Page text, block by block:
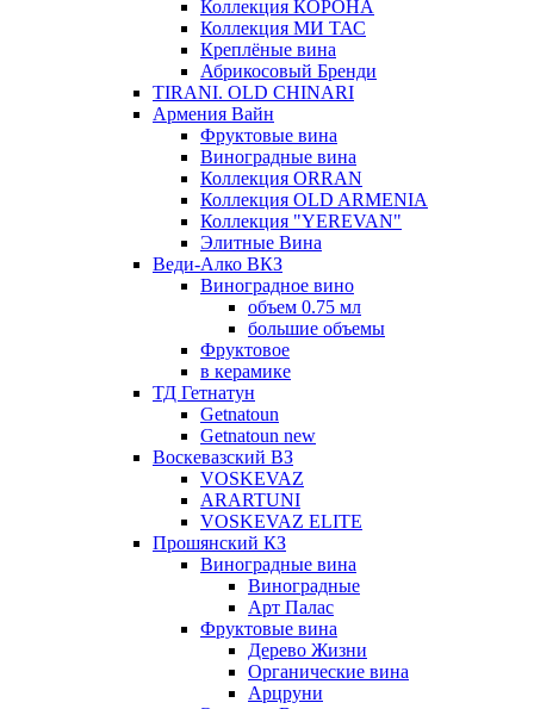
Коллекция КОРОНА
Коллекция МИ ТАС
Креплёные вина
Абрикосовый Бренди
TIRANI. OLD CHINARI
Армения Вайн
Фруктовые вина
Виноградные вина
Коллекция ORRAN
Коллекция OLD ARMENIA
Коллекция "YEREVAN"
Элитные Вина
Веди-Алко ВКЗ
Виноградное вино
объем 0.75 мл
большие объемы
Фруктовое
в керамике
ТД Гетнатун
Getnatoun
Getnatoun new
Воскевазский ВЗ
VOSKEVAZ
ARARTUNI
VOSKEVAZ ELITE
Прошянский КЗ
Виноградные вина
Виноградные
Арт Палас
Фруктовые вина
Дерево Жизни
Органические вина
Арцруни